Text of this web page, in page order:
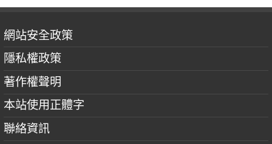
網站安全政策
隱私權政策
著作權聲明
本站使用正體字
聯絡資訊